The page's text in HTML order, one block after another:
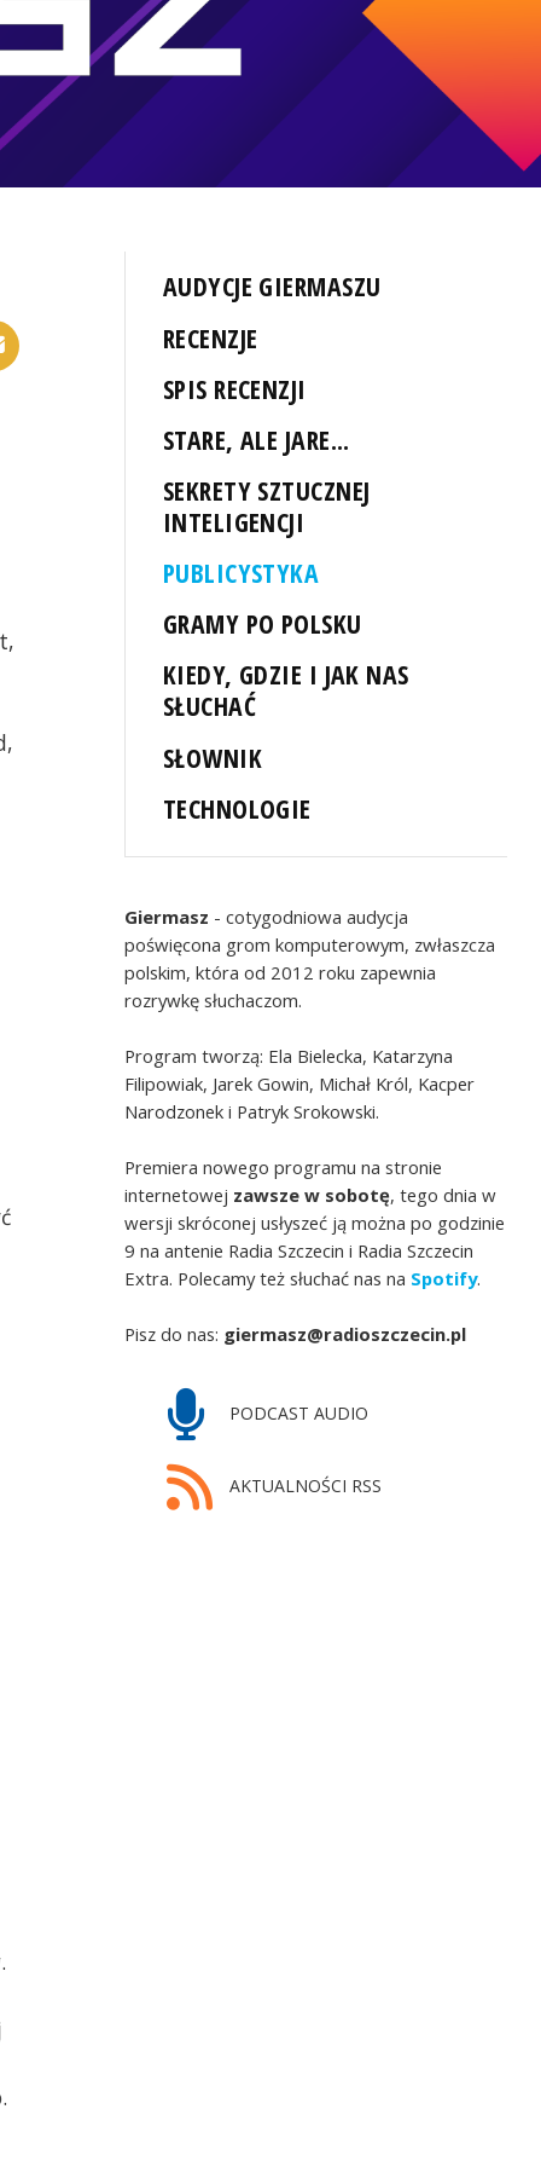
AUDYCJE GIERMASZU
RECENZJE
SPIS RECENZJI
STARE, ALE JARE...
SEKRETY SZTUCZNEJ
INTELIGENCJI
PUBLICYSTYKA
GRAMY PO POLSKU
KIEDY, GDZIE I JAK NAS
SŁUCHAĆ
SŁOWNIK
TECHNOLOGIE
Giermasz - cotygodniowa audycja
poświęcona grom komputerowym, zwłaszcza
polskim, która od 2012 roku zapewnia
rozrywkę słuchaczom.
Program tworzą: Ela Bielecka, Katarzyna
Filipowiak, Jarek Gowin, Michał Król, Kacper
Narodzonek i Patryk Srokowski.
Premiera nowego programu na stronie
internetowej zawsze w sobotę, tego dnia w
wersji skróconej usłyszeć ją można po godzinie
9 na antenie Radia Szczecin i Radia Szczecin
Extra. Polecamy też słuchać nas na Spotify.
Pisz do nas: giermasz@radioszczecin.pl
PODCAST AUDIO
AKTUALNOŚCI RSS